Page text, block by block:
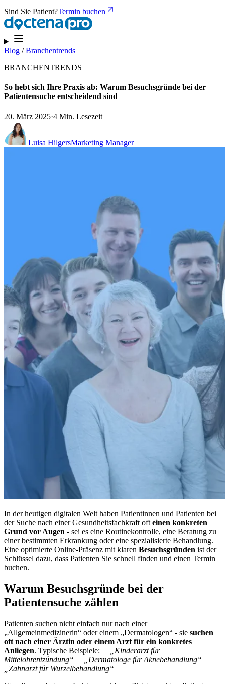
Sind Sie Patient?Termin buchen
Blog /Branchentrends
BRANCHENTRENDS
So hebt sich Ihre Praxis ab: Warum Besuchsgründe bei der
Patientensuche entscheidend sind
20. März 2025·4 Min. Lesezeit
Luisa HilgersMarketing Manager
In der heutigen digitalen Welt haben Patientinnen und Patienten bei
der Suche nach einer Gesundheitsfachkraft oft einen konkreten
Grund vor Augen - sei es eine Routinekontrolle, eine Beratung zu
einer bestimmten Erkrankung oder eine spezialisierte Behandlung.
Eine optimierte Online-Präsenz mit klaren Besuchsgründen ist der
Schlüssel dazu, dass Patienten Sie schnell finden und einen Termin
buchen.
Warum Besuchsgründe bei der
Patientensuche zählen
Patienten suchen nicht einfach nur nach einer
„Allgemeinmedizinerin“ oder einem „Dermatologen“ - sie suchen
oft nach einer Ärztin oder einem Arzt für ein konkretes
Anliegen. Typische Beispiele:🔹
„Kinderarzt für
Mittelohrentzündung“ 🔹 „Dermatologe für Aknebehandlung“ 🔹
„Zahnarzt für Wurzelbehandlung“